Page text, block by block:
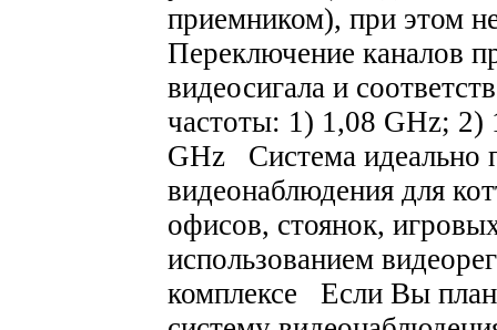
приемником), при этом
Переключение каналов
видеосигала и
частоты: 1) 1,08 GHz;
GHz Система идеально
видеонаблюдения для
офисов, стоянок,
использованием
комплексе Если Вы